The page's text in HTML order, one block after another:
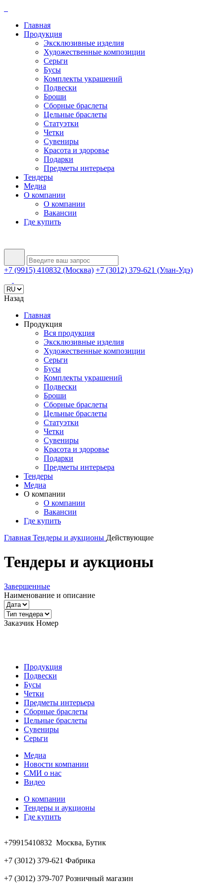
Главная
Продукция
Эксклюзивные изделия
Художественные композиции
Серьги
Бусы
Комплекты украшений
Подвески
Броши
Сборные браслеты
Цельные браслеты
Статуэтки
Четки
Сувениры
Красота и здоровье
Подарки
Предметы интерьера
Тендеры
Медиа
О компании
О компании
Вакансии
Где купить
+7 (9915) 410832 (Москва) +7 (3012) 379-621 (Улан-Удэ)
Назад
Главная
Продукция
Вся продукция
Эксклюзивные изделия
Художественные композиции
Серьги
Бусы
Комплекты украшений
Подвески
Броши
Сборные браслеты
Цельные браслеты
Статуэтки
Четки
Сувениры
Красота и здоровье
Подарки
Предметы интерьера
Тендеры
Медиа
О компании
О компании
Вакансии
Где купить
Главная Тендеры и аукционы Действующие
Тендеры и аукционы
Завершенные
Наименование и описание
Заказчик Номер
Продукция
Подвески
Бусы
Четки
Предметы интерьера
Сборные браслеты
Цельные браслеты
Сувениры
Серьги
Медиа
Новости компании
СМИ о нас
Видео
О компании
Тендеры и аукционы
Где купить
+79915410832 Москва, Бутик
+7 (3012) 379-621 Фабрика
+7 (3012) 379-707 Розничный магазин